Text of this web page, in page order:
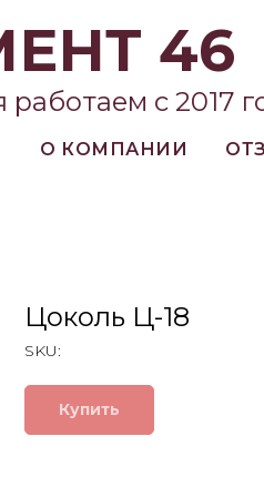
46
работаем с 2017
О КОМПАНИИ
Цоколь Ц-18
SKU:
Купить